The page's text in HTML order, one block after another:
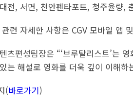
전, 서면, 천안펜타포트, 청주율량,
련 자세한 사항은 CGV 모바일 앱
츠편성팀장은 “‘브루탈리스트’는
는 해설로 영화를 더욱 깊이 이해
(바로가기)